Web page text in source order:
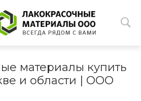
материалы купить
и области | ООО